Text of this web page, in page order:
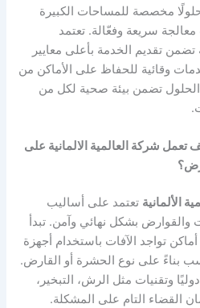
مخصصة للمساحات الكبيرة
معالجة سريعة وفعّالة. تعتمد
تقديم الخدمة بأعلى معايير
وقائية للحفاظ على الأماكن من
تضمن بيئة صحية لكل من
شركة العالمية الالمانية على
الألمانية تعتمد على أساليب
بشكل نهائي وآمن. تبدأ
تواجد الآفات باستخدام أجهزة
بناءً على نوع الحشرة أو القارض.
وتقنيات مثل الرش، التبخير،
القضاء التام على المشكلة.